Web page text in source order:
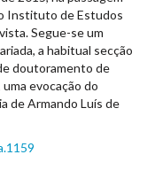
Instituto de Estudos
Segue-se um
a habitual secção
doutoramento de
uma evocação do
de Armando Luís de